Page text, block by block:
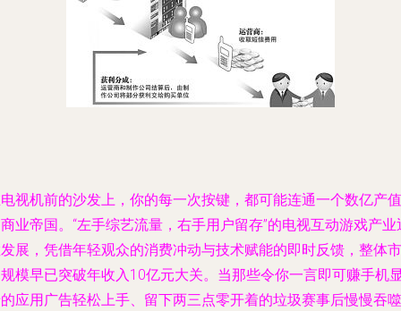
视机前的沙发上，你的每一次按键，都可能连通一个数亿产值
业帝国。“左手综艺流量，右手用户留存”的电视互动游戏产业
展，凭借年轻观众的消费冲动与技术赋能的即时反馈，整体市
模早已突破年收入10亿元大关。当那些令你一言即可赚手机
应用广告轻松上手、留下两三点零开着的垃圾赛事后慢慢吞噬